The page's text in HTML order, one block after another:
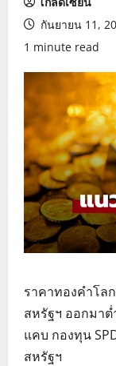
กันยายน 11,
1 minute read
ราคาทองคำโล
สหรัฐฯ ออกมา
แคบ กองทุน
สหรัฐฯ